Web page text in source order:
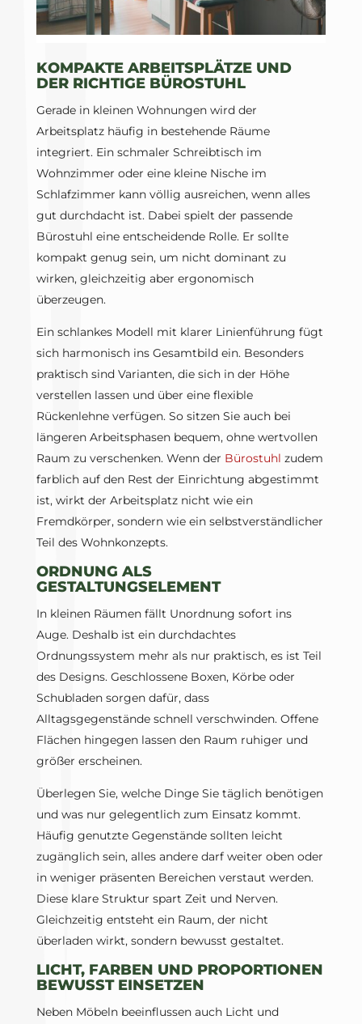
KOMPAKTE ARBEITSPLÄTZE UND
DER RICHTIGE BÜROSTUHL
Gerade in kleinen Wohnungen wird der
Arbeitsplatz häufig in bestehende Räume
integriert. Ein schmaler Schreibtisch im
Wohnzimmer oder eine kleine Nische im
Schlafzimmer kann völlig ausreichen, wenn alles
gut durchdacht ist. Dabei spielt der passende
Bürostuhl eine entscheidende Rolle. Er sollte
kompakt genug sein, um nicht dominant zu
wirken, gleichzeitig aber ergonomisch
überzeugen.
Ein schlankes Modell mit klarer Linienführung fügt
sich harmonisch ins Gesamtbild ein. Besonders
praktisch sind Varianten, die sich in der Höhe
verstellen lassen und über eine flexible
Rückenlehne verfügen. So sitzen Sie auch bei
längeren Arbeitsphasen bequem, ohne wertvollen
Raum zu verschenken. Wenn der Bürostuhl zudem
farblich auf den Rest der Einrichtung abgestimmt
ist, wirkt der Arbeitsplatz nicht wie ein
Fremdkörper, sondern wie ein selbstverständlicher
Teil des Wohnkonzepts.
ORDNUNG ALS
GESTALTUNGSELEMENT
In kleinen Räumen fällt Unordnung sofort ins
Auge. Deshalb ist ein durchdachtes
Ordnungssystem mehr als nur praktisch, es ist Teil
des Designs. Geschlossene Boxen, Körbe oder
Schubladen sorgen dafür, dass
Alltagsgegenstände schnell verschwinden. Offene
Flächen hingegen lassen den Raum ruhiger und
größer erscheinen.
Überlegen Sie, welche Dinge Sie täglich benötigen
und was nur gelegentlich zum Einsatz kommt.
Häufig genutzte Gegenstände sollten leicht
zugänglich sein, alles andere darf weiter oben oder
in weniger präsenten Bereichen verstaut werden.
Diese klare Struktur spart Zeit und Nerven.
Gleichzeitig entsteht ein Raum, der nicht
überladen wirkt, sondern bewusst gestaltet.
LICHT, FARBEN UND PROPORTIONEN
BEWUSST EINSETZEN
Neben Möbeln beeinflussen auch Licht und